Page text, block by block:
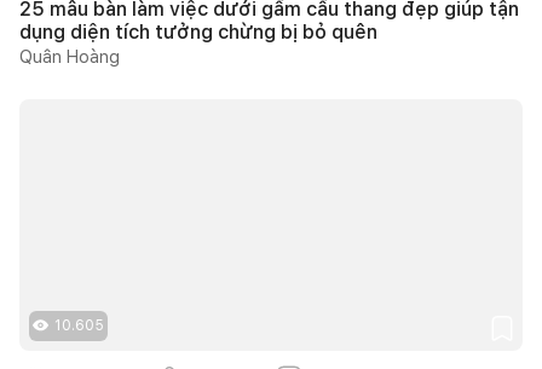
25 mẫu bàn làm việc dưới gầm cầu thang đẹp giúp tận
dụng diện tích tưởng chừng bị bỏ quên
Quân Hoàng
10.605